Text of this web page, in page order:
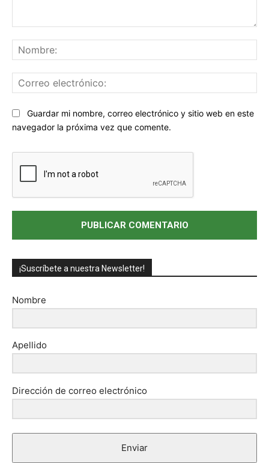
Sitio
web:
Guardar mi nombre, correo electrónico y sitio web en este
navegador la próxima vez que comente.
¡Suscríbete a nuestra Newsletter!
Nombre
Apellido
Dirección de correo electrónico
Enviar